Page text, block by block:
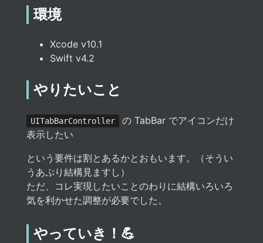
環境
Xcode v10.1
Swift v4.2
やりたいこと
UITabBarController
の TabBar でアイコンだけ
表示したい
という要件は割とあるかとおもいます。（そうい
うあぷり結構見ますし）
ただ、コレ実現したいことのわりに結構いろいろ
気を利かせた調整が必要でした。
やっていき！💪